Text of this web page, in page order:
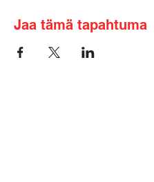
Jaa tämä tapahtuma